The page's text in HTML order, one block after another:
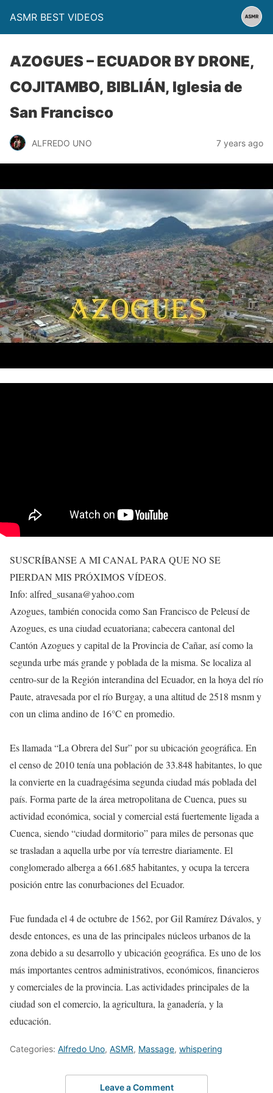
ASMR BEST VIDEOS
AZOGUES – ECUADOR BY DRONE,
COJITAMBO, BIBLIÁN, Iglesia de
San Francisco
ALFREDO UNO 7 years ago
SUSCRÍBANSE A MI CANAL PARA QUE NO SE
PIERDAN MIS PRÓXIMOS VÍDEOS.
Info: alfred_susana@yahoo.com
Azogues, también conocida como San Francisco de Peleusí de
Azogues, es una ciudad ecuatoriana; cabecera cantonal del
Cantón Azogues y capital de la Provincia de Cañar, así como la
segunda urbe más grande y poblada de la misma. Se localiza al
centro-sur de la Región interandina del Ecuador, en la hoya del río
Paute, atravesada por el río Burgay, a una altitud de 2518 msnm y
con un clima andino de 16°C en promedio.
Es llamada “La Obrera del Sur” por su ubicación geográfica. En
el censo de 2010 tenía una población de 33.848 habitantes, lo que
la convierte en la cuadragésima segunda ciudad más poblada del
país. Forma parte de la área metropolitana de Cuenca, pues su
actividad económica, social y comercial está fuertemente ligada a
Cuenca, siendo “ciudad dormitorio” para miles de personas que
se trasladan a aquella urbe por vía terrestre diariamente. El
conglomerado alberga a 661.685 habitantes, y ocupa la tercera
posición entre las conurbaciones del Ecuador.
Fue fundada el 4 de octubre de 1562, por Gil Ramírez Dávalos, y
desde entonces, es una de las principales núcleos urbanos de la
zona debido a su desarrollo y ubicación geográfica. Es uno de los
más importantes centros administrativos, económicos, financieros
y comerciales de la provincia. Las actividades principales de la
ciudad son el comercio, la agricultura, la ganadería, y la
educación.
Categories: Alfredo Uno, ASMR, Massage, whispering
Leave a Comment